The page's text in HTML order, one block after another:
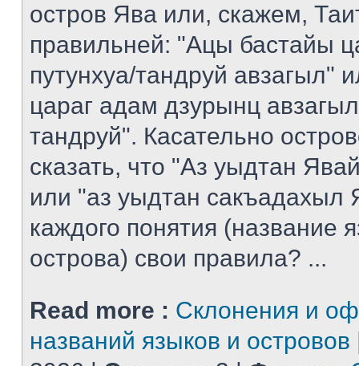
остров Ява или, скажем,
правильней: "Ацы бастайы
путунхуа/тандруй авзагыл"
цараг адам дзурынц
тандруй". Касательно
сказать, что "Аз уыдтан
или "аз уыдтан сакъадахыл
каждого понятия (название
острова) свои правила? ...
Read more : Склонения и
названий языков и островов